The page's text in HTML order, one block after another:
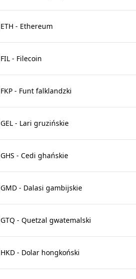
ETH - Ethereum
FIL - Filecoin
FKP - Funt falklandzki
GEL - Lari gruzińskie
GHS - Cedi ghańskie
GMD - Dalasi gambijskie
GTQ - Quetzal gwatemalski
HKD - Dolar hongkoński